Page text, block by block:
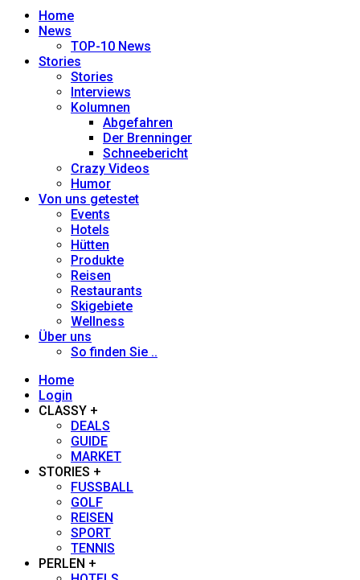
Eliane Droemer
Elsa Honecker
Fred Fettner
Georg Weindl
Gerhard Fuhrmann
Heidi Siefert
Heiner Sieger
Hans-Herbert Holzamer
Johanna Stöckl
Jürgen Löhle
Jupp Suttner
Kathrin Thoma-Bregar
Home
News
TOP-10 News
Stories
Stories
Interviews
Kolumnen
Abgefahren
Der Brenninger
Schneebericht
Crazy Videos
Humor
Von uns getestet
Events
Hotels
Hütten
Produkte
Reisen
Restaurants
Skigebiete
Wellness
Über uns
So finden Sie ..
Home
Login
CLASSY +
DEALS
GUIDE
MARKET
STORIES +
FUSSBALL
GOLF
REISEN
SPORT
TENNIS
PERLEN +